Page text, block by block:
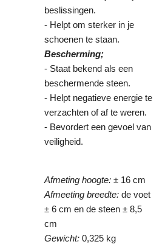
beslissingen.
- Helpt om sterker in je
schoenen te staan.
Bescherming;
- Staat bekend als een
beschermende steen.
- Helpt negatieve energie te
verzachten of af te weren.
- Bevordert een gevoel van
veiligheid.
Afmeting hoogte: ± 16 cm
Afmeeting breedte: de voet
± 6 cm en de steen ± 8,5
cm
Gewicht: 0,325 kg